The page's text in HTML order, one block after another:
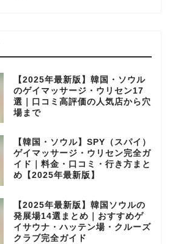
【2025年最新版】韓国・ソウル
のゲイマッサージ・ウリセン17
選｜口コミ高評価の人気店から穴
場まで
【韓国・ソウル】SPY（スパイ）
ゲイマッサージ・ウリセン完全ガ
イド｜料金・口コミ・行き方まと
め【2025年最新版】
【2025年最新版】韓国ソウルの
発展場14選まとめ｜おすすめゲ
イサウナ・ハッテン場・クルーズ
クラブ完全ガイド